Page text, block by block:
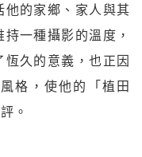
的家鄉、家人與其
一種攝影的溫度，
久的意義，也正因
格，使他的「植田
。